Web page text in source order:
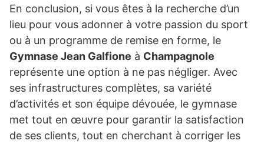
En conclusion, si vous êtes à la recherche d’un
lieu pour vous adonner à votre passion du sport
ou à un programme de remise en forme, le
Gymnase Jean Galfione à Champagnole
représente une option à ne pas négliger. Avec
ses infrastructures complètes, sa variété
d’activités et son équipe dévouée, le gymnase
met tout en œuvre pour garantir la satisfaction
de ses clients, tout en cherchant à corriger les